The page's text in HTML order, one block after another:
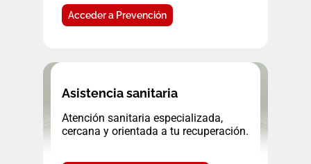
Acceder a Prevención
Asistencia sanitaria
Atención sanitaria especializada,
cercana y orientada a tu recuperación.